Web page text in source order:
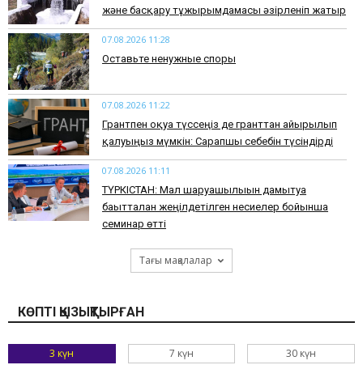
және басқару тұжырымдамасы әзірленіп жатыр
07.08.2026 11:28
Оставьте ненужные споры
07.08.2026 11:22
Грантпен оқуға түссеңіз де гранттан айырылып
қалуыңыз мүмкін: Сарапшы себебін түсіндірді
07.08.2026 11:11
ТҮРКІСТАН: Мал шаруашылығын дамытуға
бағытталған жеңілдетілген несиелер бойынша
семинар өтті
Тағы мақалалар
КӨПТІ ҚЫЗЫҚТЫРҒАН
3 күн 7 күн 30 күн